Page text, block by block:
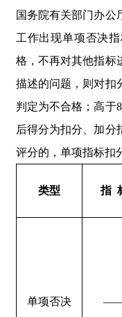
国务院有关部门办公
工作出现单项否决
格，不再对其他指标
描述的问题，则对扣
判定为不合格；高于
后得分为扣分、加分
评分的，单项指标扣
类型 指
单项否决